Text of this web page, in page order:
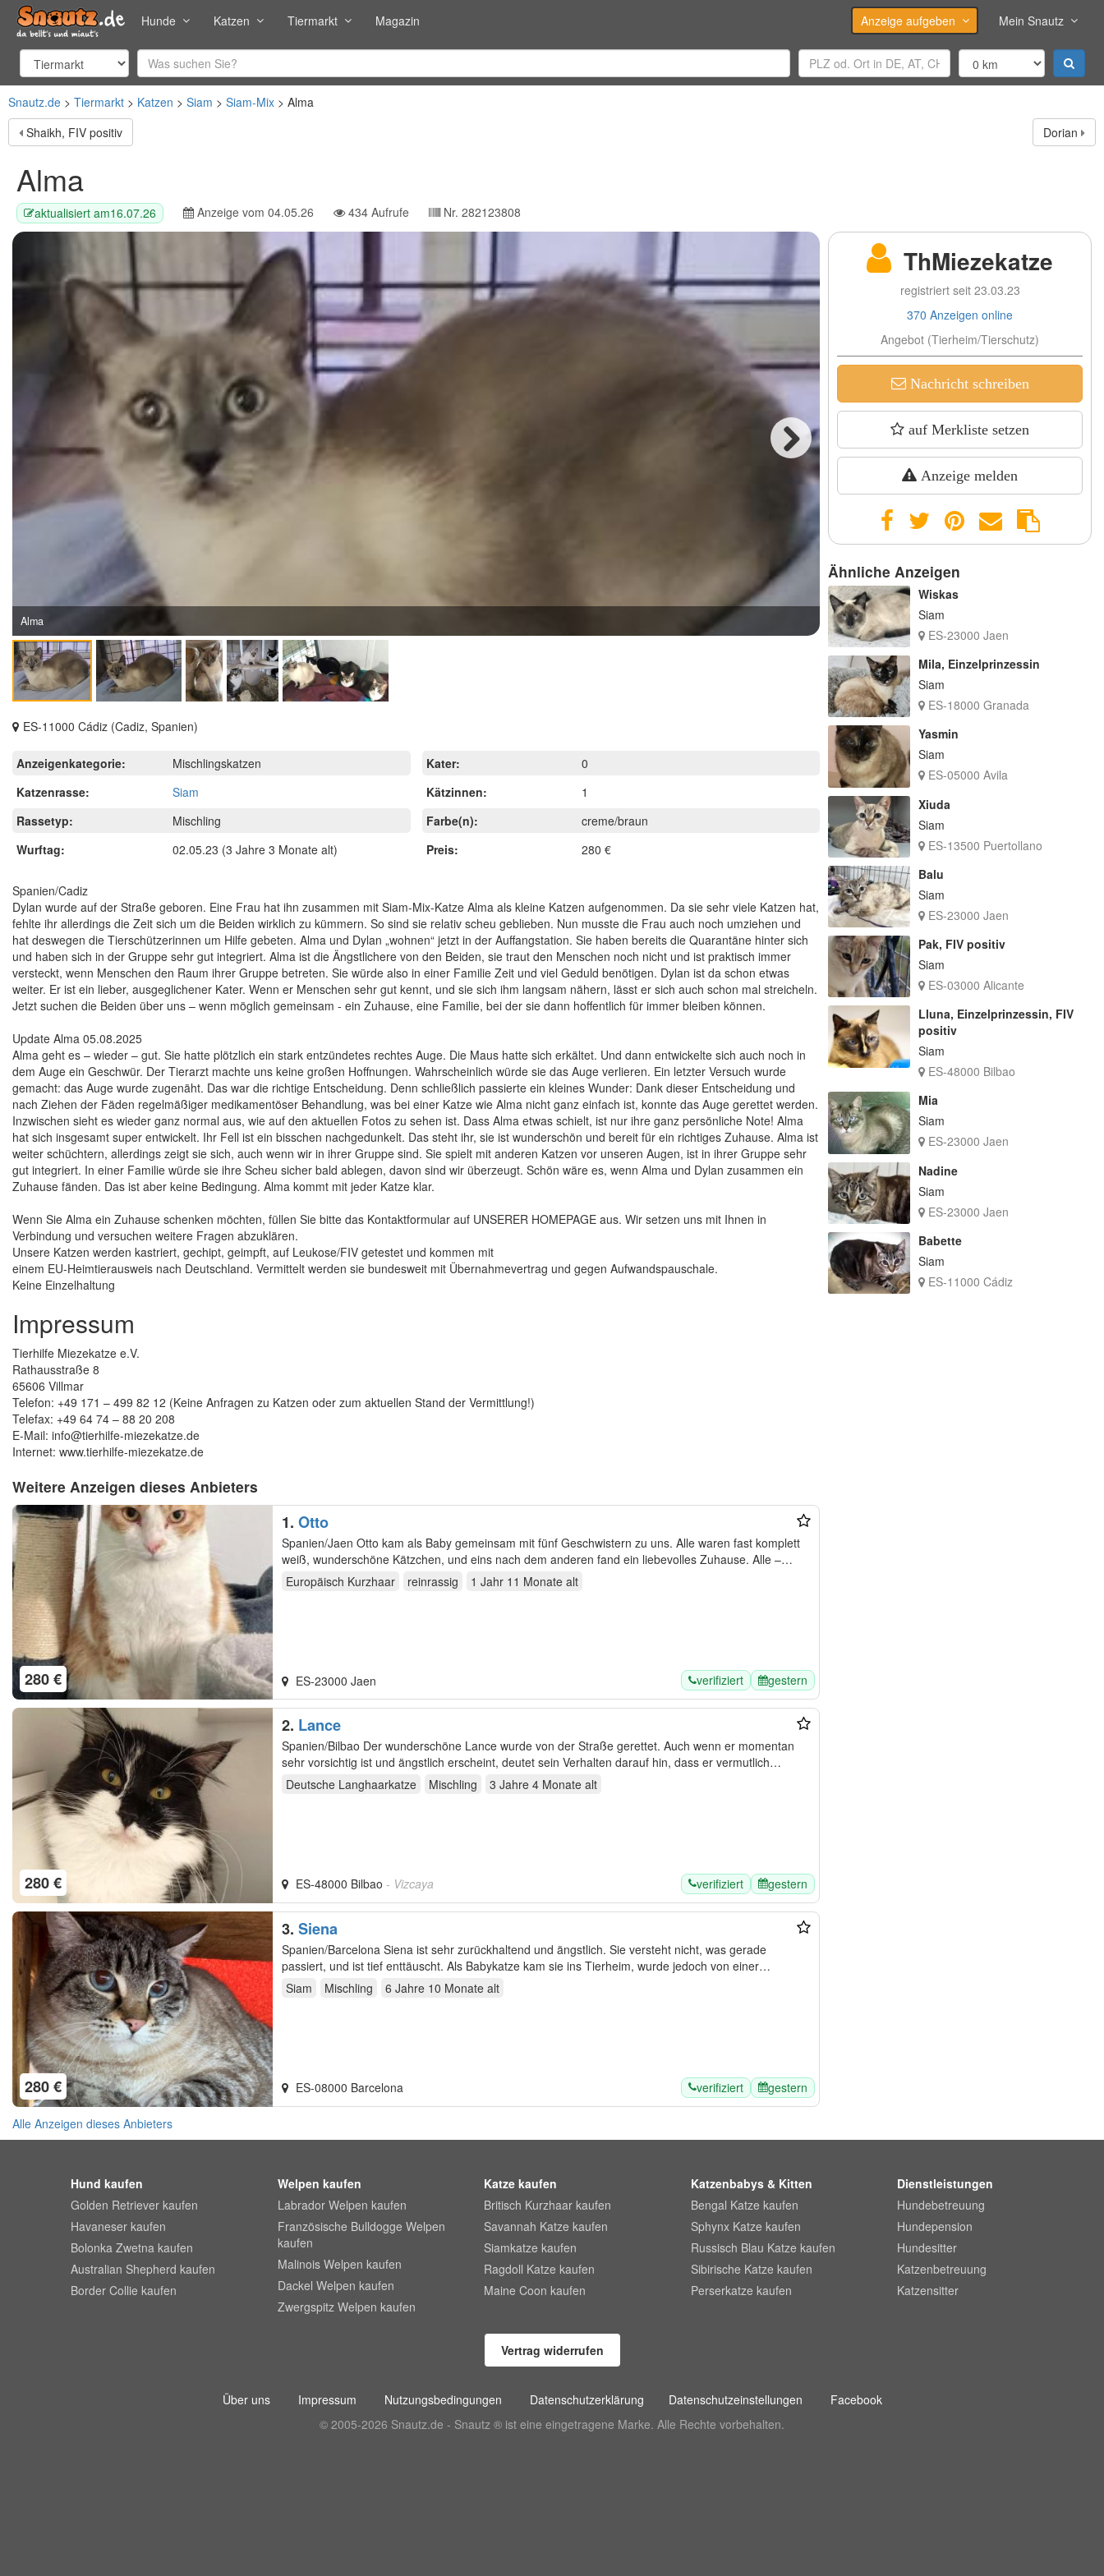
Hunde Katzen Tiermarkt Magazin Anzeige aufgeben Mein Snautz
Snautz.de Tiermarkt Katzen Siam Siam-Mix
Alma
Shaikh, FIV positiv
Dorian
Alma
aktualisiert am16.07.26 Anzeige vom 04.05.26 434 Aufrufe Nr. 282123808
Alma
ES-11000 Cádiz (Cadiz, Spanien)
Anzeigenkategorie:
Mischlingskatzen
Katzenrasse:
Siam
Rassetyp:
Mischling
Wurftag:
02.05.23 (3 Jahre 3 Monate alt)
Kater:
0
Kätzinnen:
1
Farbe(n):
creme/braun
Preis:
280 €
Spanien/Cadiz
Dylan wurde auf der Straße geboren. Eine Frau hat ihn zusammen mit Siam-Mix-Katze Alma als kleine Katzen aufgenommen. Da sie sehr viele Katzen hat,
fehlte ihr allerdings die Zeit sich um die Beiden wirklich zu kümmern. So sind sie relativ scheu geblieben. Nun musste die Frau auch noch umziehen und
hat deswegen die Tierschützerinnen um Hilfe gebeten. Alma und Dylan „wohnen“ jetzt in der Auffangstation. Sie haben bereits die Quarantäne hinter sich
und haben sich in der Gruppe sehr gut integriert. Alma ist die Ängstlichere von den Beiden, sie traut den Menschen noch nicht und ist praktisch immer
versteckt, wenn Menschen den Raum ihrer Gruppe betreten. Sie würde also in einer Familie Zeit und viel Geduld benötigen. Dylan ist da schon etwas
weiter. Er ist ein lieber, ausgeglichener Kater. Wenn er Menschen sehr gut kennt, und sie sich ihm langsam nähern, lässt er sich auch schon mal streicheln.
Jetzt suchen die Beiden über uns – wenn möglich gemeinsam - ein Zuhause, eine Familie, bei der sie dann hoffentlich für immer bleiben können.
Update Alma 05.08.2025
Alma geht es – wieder – gut. Sie hatte plötzlich ein stark entzündetes rechtes Auge. Die Maus hatte sich erkältet. Und dann entwickelte sich auch noch in
dem Auge ein Geschwür. Der Tierarzt machte uns keine großen Hoffnungen. Wahrscheinlich würde sie das Auge verlieren. Ein letzter Versuch wurde
gemacht: das Auge wurde zugenäht. Das war die richtige Entscheidung. Denn schließlich passierte ein kleines Wunder: Dank dieser Entscheidung und
nach Ziehen der Fäden regelmäßiger medikamentöser Behandlung, was bei einer Katze wie Alma nicht ganz einfach ist, konnte das Auge gerettet werden.
Inzwischen sieht es wieder ganz normal aus, wie auf den aktuellen Fotos zu sehen ist. Dass Alma etwas schielt, ist nur ihre ganz persönliche Note! Alma
hat sich insgesamt super entwickelt. Ihr Fell ist ein bisschen nachgedunkelt. Das steht ihr, sie ist wunderschön und bereit für ein richtiges Zuhause. Alma ist
weiter schüchtern, allerdings zeigt sie sich, auch wenn wir in ihrer Gruppe sind. Sie spielt mit anderen Katzen vor unseren Augen, ist in ihrer Gruppe sehr
gut integriert. In einer Familie würde sie ihre Scheu sicher bald ablegen, davon sind wir überzeugt. Schön wäre es, wenn Alma und Dylan zusammen ein
Zuhause fänden. Das ist aber keine Bedingung. Alma kommt mit jeder Katze klar.
Wenn Sie Alma ein Zuhause schenken möchten, füllen Sie bitte das Kontaktformular auf UNSERER HOMEPAGE aus. Wir setzen uns mit Ihnen in
Verbindung und versuchen weitere Fragen abzuklären.
Unsere Katzen werden kastriert, gechipt, geimpft, auf Leukose/FIV getestet und kommen mit
einem EU-Heimtierausweis nach Deutschland. Vermittelt werden sie bundesweit mit Übernahmevertrag und gegen Aufwandspauschale.
Keine Einzelhaltung
Impressum
Tierhilfe Miezekatze e.V.
Rathausstraße 8
65606 Villmar
Telefon: +49 171 – 499 82 12 (Keine Anfragen zu Katzen oder zum aktuellen Stand der Vermittlung!)
Telefax: +49 64 74 – 88 20 208
E-Mail: info@tierhilfe-miezekatze.de
Internet: www.tierhilfe-miezekatze.de
Weitere Anzeigen dieses Anbieters
1. Otto
280 €
Spanien/Jaen Otto kam als Baby gemeinsam mit fünf Geschwistern zu uns. Alle waren fast komplett
weiß, wunderschöne Kätzchen, und eins nach dem anderen fand ein liebevolles Zuhause. Alle –
außer ihm…
Europäisch Kurzhaar reinrassig 1 Jahr 11 Monatealt
ES-23000 Jaen verifiziert gestern
2. Lance
280 €
Spanien/Bilbao Der wunderschöne Lance wurde von der Straße gerettet. Auch wenn er momentan
sehr vorsichtig ist und ängstlich erscheint, deutet sein Verhalten darauf hin, dass er vermutlich
früher…
Deutsche Langhaarkatze Mischling 3 Jahre 4 Monatealt
ES-48000 Bilbao - Vizcaya verifiziert gestern
3. Siena
280 €
Spanien/Barcelona Siena ist sehr zurückhaltend und ängstlich. Sie versteht nicht, was gerade
passiert, und ist tief enttäuscht. Als Babykatze kam sie ins Tierheim, wurde jedoch von einer
Familie…
Siam Mischling 6 Jahre 10 Monatealt
ES-08000 Barcelona verifiziert gestern
Alle Anzeigen dieses Anbieters
ThMiezekatze
registriert seit 23.03.23
370 Anzeigen online
Angebot (Tierheim/Tierschutz)
Nachricht schreiben
auf Merkliste setzen
Anzeige melden
Ähnliche Anzeigen
Wiskas
Siam
ES-23000 Jaen
Mila, Einzelprinzessin
Siam
ES-18000 Granada
Yasmin
Siam
ES-05000 Avila
Xiuda
Siam
ES-13500 Puertollano
Balu
Siam
ES-23000 Jaen
Pak, FIV positiv
Siam
ES-03000 Alicante
Lluna, Einzelprinzessin, FIV
positiv
Siam
ES-48000 Bilbao
Mia
Siam
ES-23000 Jaen
Nadine
Siam
ES-23000 Jaen
Babette
Siam
ES-11000 Cádiz
Hund kaufen
Golden Retriever kaufen
Havaneser kaufen
Bolonka Zwetna kaufen
Australian Shepherd kaufen
Border Collie kaufen
Welpen kaufen
Labrador Welpen kaufen
Französische Bulldogge Welpen
kaufen
Malinois Welpen kaufen
Dackel Welpen kaufen
Zwergspitz Welpen kaufen
Katze kaufen
Britisch Kurzhaar kaufen
Savannah Katze kaufen
Siamkatze kaufen
Ragdoll Katze kaufen
Maine Coon kaufen
Katzenbabys & Kitten
Bengal Katze kaufen
Sphynx Katze kaufen
Russisch Blau Katze kaufen
Sibirische Katze kaufen
Perserkatze kaufen
Dienstleistungen
Hundebetreuung
Hundepension
Hundesitter
Katzenbetreuung
Katzensitter
Vertrag widerrufen
Über uns Impressum Nutzungsbedingungen Datenschutzerklärung Datenschutzeinstellungen
Facebook
© 2005-2026 Snautz.de - Snautz ® ist eine eingetragene Marke. Alle Rechte vorbehalten.